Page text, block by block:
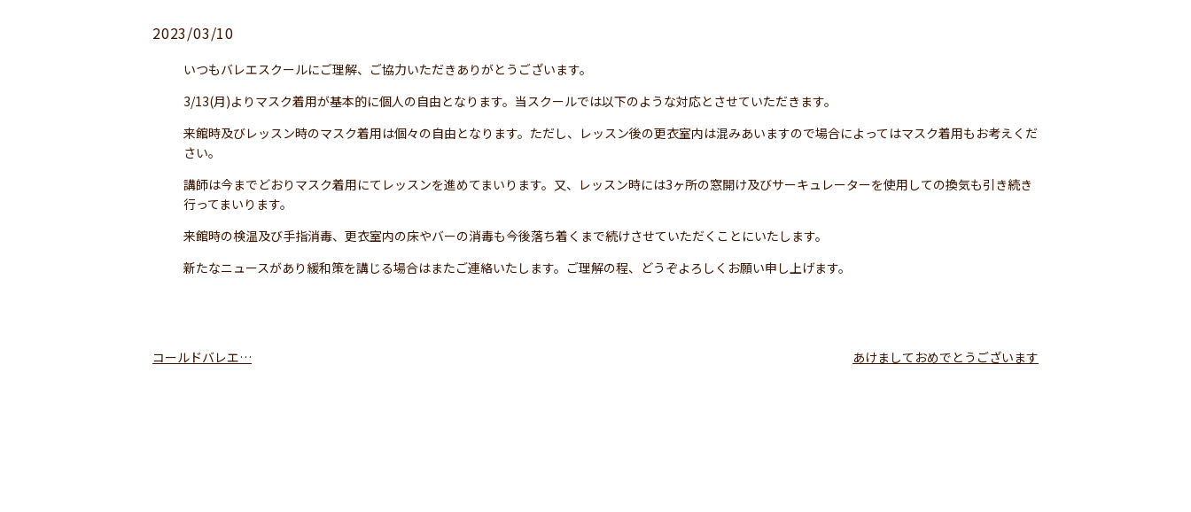
2023/03/10
いつもバレエスクールにご理解、ご協力いただきありがとうございます。
3/13(月)よりマスク着用が基本的に個人の自由となります。当スクールでは以下のような対応とさせていただきます。
来館時及びレッスン時のマスク着用は個々の自由となります。ただし、レッスン後の更衣室内は混みあいますので場合によってはマスク着用もお考えくだ
さい。
講師は今までどおりマスク着用にてレッスンを進めてまいります。又、レッスン時には3ヶ所の窓開け及びサーキュレーターを使用しての換気も引き続き
行ってまいります。
来館時の検温及び手指消毒、更衣室内の床やバーの消毒も今後落ち着くまで続けさせていただくことにいたします。
新たなニュースがあり緩和策を講じる場合はまたご連絡いたします。ご理解の程、どうぞよろしくお願い申し上げます。
コールドバレエ… あけましておめでとうございます